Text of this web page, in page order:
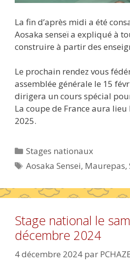
La fin d’après midi a été
Aosaka senseï a expliqué à
construire à partir des
Le prochain rendez vous
assemblée générale le 15
dirigera un cours spécial
La coupe de France aura lieu
2025.
Catégories
Stages nationaux
Étiquettes
Aosaka Sensei, Maurepas,
Stage national le
décembre 2024
4 décembre 2024 par